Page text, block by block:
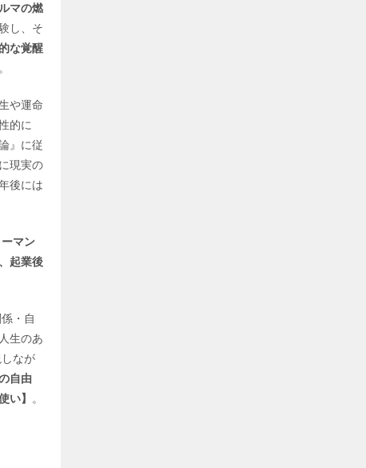
ルマの燃
し、そ
な覚醒
や運命
的に
』に従
現実の
後には
マン
起業後
・自
生のあ
なが
自由
い】 。